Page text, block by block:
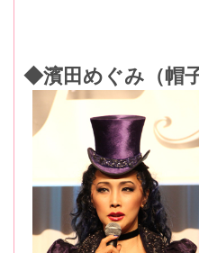
◆濱田めぐみ（帽子